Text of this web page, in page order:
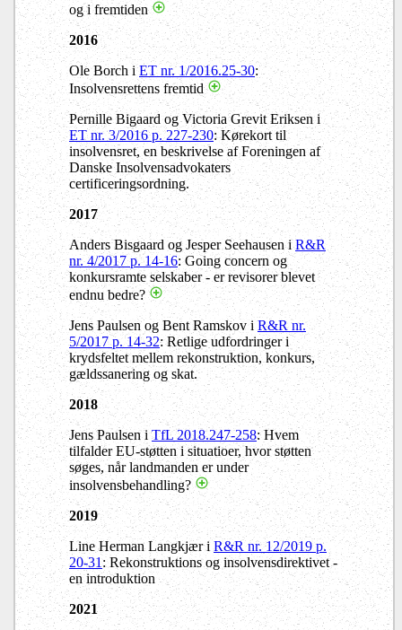
og i fremtiden
2016
Ole Borch iET nr. 1/2016.25-30:
Insolvensrettens fremtid
Pernille Bigaard og Victoria Grevit Eriksen i
ET nr. 3/2016 p. 227-230: Kørekort til
insolvensret, en beskrivelse af Foreningen af
Danske Insolvensadvokaters
certificeringsordning.
2017
Anders Bisgaard og Jesper Seehausen iR&R
nr. 4/2017 p. 14-16: Going concern og
konkursramte selskaber - er revisorer blevet
endnu bedre?
Jens Paulsen og Bent Ramskov i R&R nr.
5/2017 p. 14-32: Retlige udfordringer i
krydsfeltet mellem rekonstruktion, konkurs,
gældssanering og skat.
2018
Jens Paulsen iTfL 2018.247-258: Hvem
tilfalder EU-støtten i situatioer, hvor støtten
søges, når landmanden er under
insolvensbehandling?
2019
Line Herman Langkjær i R&R nr. 12/2019 p.
20-31: Rekonstruktions og insolvensdirektivet -
en introduktion
2021